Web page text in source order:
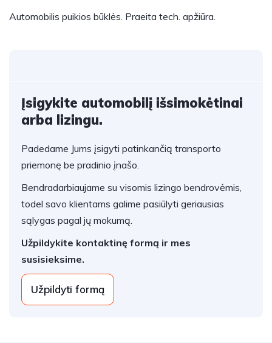
Automobilis puikios būklės. Praeita tech. apžiūra.
Įsigykite automobilį išsimokėtinai
arba lizingu.
Padedame Jums įsigyti patinkančią transporto
priemonę be pradinio įnašo.
Bendradarbiaujame su visomis lizingo bendrovėmis,
todel savo klientams galime pasiūlyti geriausias
sąlygas pagal jų mokumą.
Užpildykite kontaktinę formą ir mes
susisieksime.
Užpildyti formą